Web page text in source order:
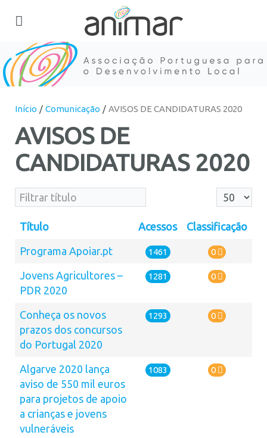
Início Comunicação AVISOS DE CANDIDATURAS 2020
AVISOS DE
CANDIDATURAS 2020
Filtrar título Qtd. a
Título Acessos Classificação
Programa Apoiar.pt 1461 0
Jovens Agricultores –
PDR 2020
1281 0
Conheça os novos
prazos dos concursos
do Portugal 2020
1293 0
Algarve 2020 lança
aviso de 550 mil euros
para projetos de apoio
a crianças e jovens
vulneráveis
1083 0